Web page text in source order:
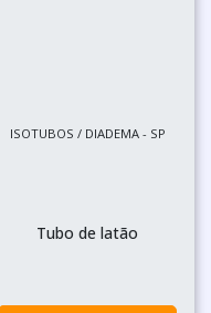
ISOTUBOS / DIADEMA - SP
Tubo de latão